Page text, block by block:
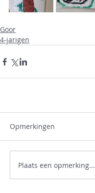
Goor
4-jarigen
Opmerkingen
Plaats een opmerking...